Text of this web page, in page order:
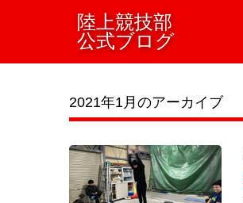
陸上競技部
公式ブログ
2021年1月のアーカイブ